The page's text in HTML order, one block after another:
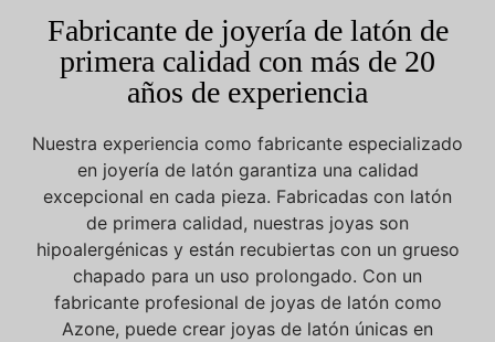
Fabricante de joyería de latón de
primera calidad con más de 20
años de experiencia
Nuestra experiencia como fabricante especializado
en joyería de latón garantiza una calidad
excepcional en cada pieza. Fabricadas con latón
de primera calidad, nuestras joyas son
hipoalergénicas y están recubiertas con un grueso
chapado para un uso prolongado. Con un
fabricante profesional de joyas de latón como
Azone, puede crear joyas de latón únicas en